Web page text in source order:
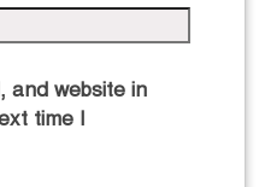
and website in
time I